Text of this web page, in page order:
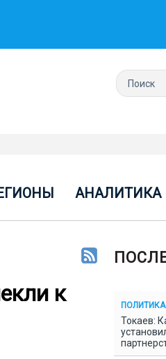
АНАЛИТИКА
к
Токаев: